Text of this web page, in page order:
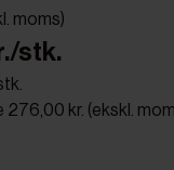
moms)
stk.
276,00 kr. (ekskl.